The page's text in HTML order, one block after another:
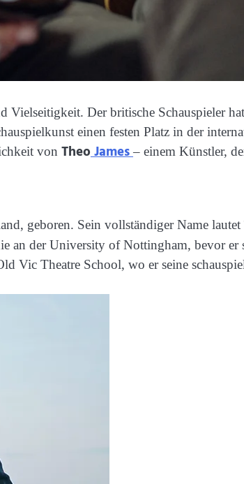
Vielseitigkeit. Der britische Schauspieler
einen festen Platz in der
von TheoJames – einem Künstler,
geboren. Sein vollständiger Name
an der University of Nottingham, bevor er
Vic Theatre School, wo er seine